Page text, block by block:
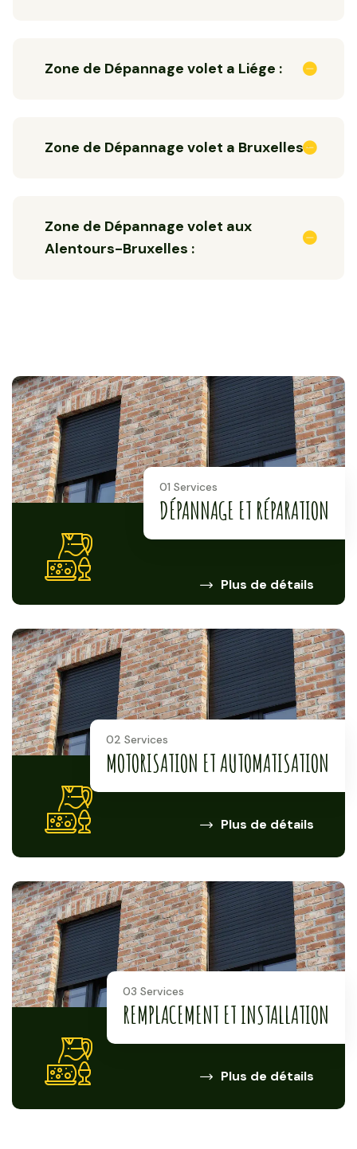
Zone de Dépannage volet a Liége :
Zone de Dépannage volet a Bruxelles :
Zone de Dépannage volet aux
Alentours-Bruxelles :
Plus de détails
01 Services
DÉPANNAGE ET RÉPARATION
Plus de détails
02 Services
MOTORISATION ET AUTOMATISATION
Plus de détails
03 Services
REMPLACEMENT ET INSTALLATION